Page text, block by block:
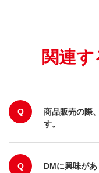
関連
Q
商品販売の際
す。
Q
DMに興味が